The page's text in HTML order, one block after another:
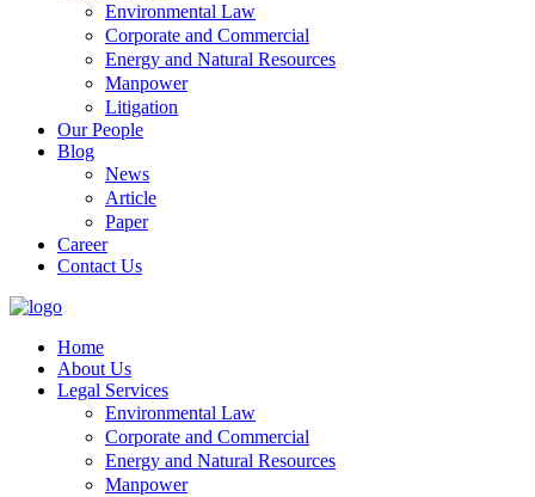
Environmental Law
Corporate and Commercial
Energy and Natural Resources
Manpower
Litigation
Our People
Blog
News
Article
Paper
Career
Contact Us
Home
About Us
Legal Services
Environmental Law
Corporate and Commercial
Energy and Natural Resources
Manpower